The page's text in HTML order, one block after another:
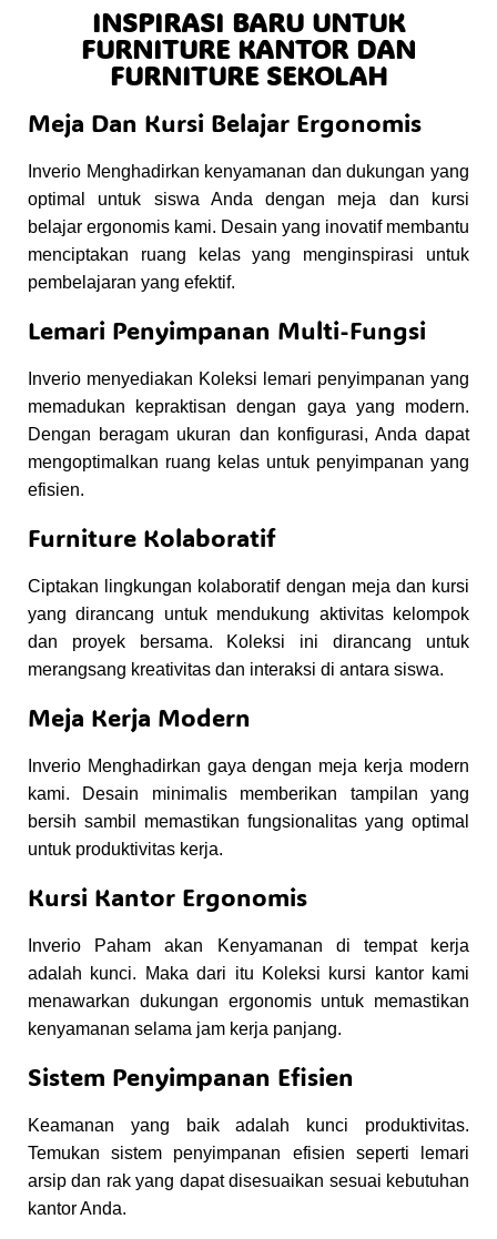
INSPIRASI BARU UNTUK
FURNITURE KANTOR DAN
FURNITURE SEKOLAH
Meja Dan Kursi Belajar Ergonomis
Inverio Menghadirkan kenyamanan dan dukungan yang
optimal untuk siswa Anda dengan meja dan kursi
belajar ergonomis kami. Desain yang inovatif membantu
menciptakan ruang kelas yang menginspirasi untuk
pembelajaran yang efektif.
Lemari Penyimpanan Multi-Fungsi
Inverio menyediakan Koleksi lemari penyimpanan yang
memadukan kepraktisan dengan gaya yang modern.
Dengan beragam ukuran dan konfigurasi, Anda dapat
mengoptimalkan ruang kelas untuk penyimpanan yang
efisien.
Furniture Kolaboratif
Ciptakan lingkungan kolaboratif dengan meja dan kursi
yang dirancang untuk mendukung aktivitas kelompok
dan proyek bersama. Koleksi ini dirancang untuk
merangsang kreativitas dan interaksi di antara siswa.
Meja Kerja Modern
Inverio Menghadirkan gaya dengan meja kerja modern
kami. Desain minimalis memberikan tampilan yang
bersih sambil memastikan fungsionalitas yang optimal
untuk produktivitas kerja.
Kursi Kantor Ergonomis
Inverio Paham akan Kenyamanan di tempat kerja
adalah kunci. Maka dari itu Koleksi kursi kantor kami
menawarkan dukungan ergonomis untuk memastikan
kenyamanan selama jam kerja panjang.
Sistem Penyimpanan Efisien
Keamanan yang baik adalah kunci produktivitas.
Temukan sistem penyimpanan efisien seperti lemari
arsip dan rak yang dapat disesuaikan sesuai kebutuhan
kantor Anda.